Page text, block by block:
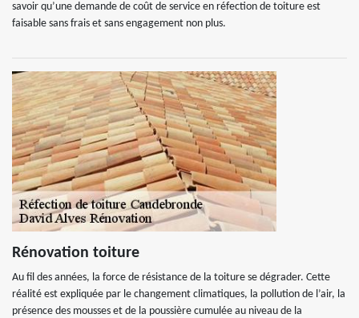
savoir qu’une demande de coût de service en réfection de toiture est
faisable sans frais et sans engagement non plus.
Rénovation toiture
Au fil des années, la force de résistance de la toiture se dégrader. Cette
réalité est expliquée par le changement climatiques, la pollution de l’air, la
présence des mousses et de la poussière cumulée au niveau de la